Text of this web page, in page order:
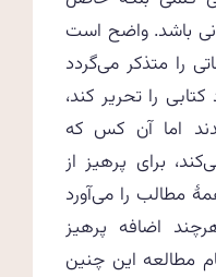
باشد. واضح است
را متذکر می‌گردد
را تحریر کند،
اما آن کس که
برای پرهیز از
مطالب را می‌آورد
اضافه پرهیز
مطالعه این چنین